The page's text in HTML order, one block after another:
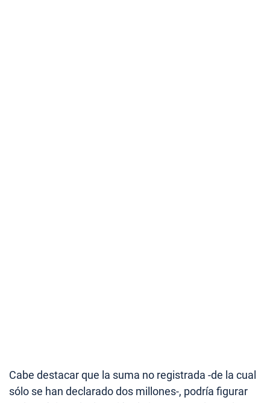
Cabe destacar que la suma no registrada -de la cual
sólo se han declarado dos millones-, podría figurar